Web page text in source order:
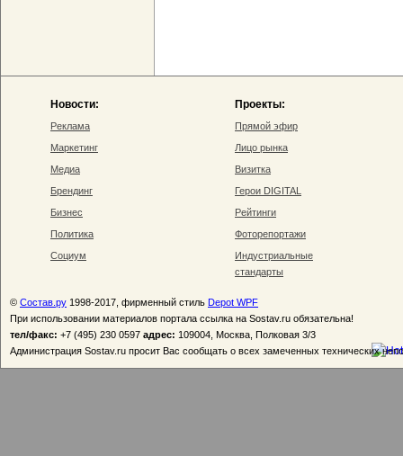
Новости:
Реклама
Маркетинг
Медиа
Брендинг
Бизнес
Политика
Социум
Проекты:
Прямой эфир
Лицо рынка
Визитка
Герои DIGITAL
Рейтинги
Фоторепортажи
Индустриальные
стандарты
© Состав.ру 1998-2017, фирменный стиль Depot WPF
При использовании материалов портала ссылка на Sostav.ru обязательна!
тел/факс: +7 (495) 230 0597 адрес: 109004, Москва, Полковая 3/3
Администрация Sostav.ru просит Вас сообщать о всех замеченных технических